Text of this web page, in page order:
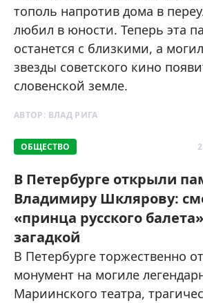
тополь напротив дома в
любил в юности. Теперь эта
останется с близкими, а
звезды советского кино
словенской земле.
АВТОР: ВЛАД РИГА
ОБЩЕСТВО
В Петербурге открыли
Владимиру Шклярову:
«принца русского
загадкой
В Петербурге торжественно
монумент на могиле
Мариинского театра,